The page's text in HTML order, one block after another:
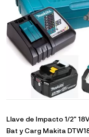
Llave de Impacto 1/2"
Bat y Carg Makita